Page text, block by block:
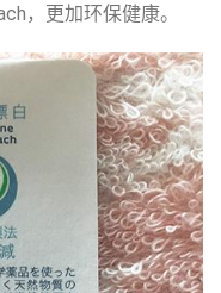
，更加环保健康。